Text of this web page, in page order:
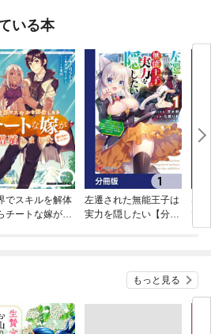
いる本
でスキルを解体
チートな嫁が増
左遷された無能王子は
実力を隠したい【分冊
で
追
を
至
もっと見る